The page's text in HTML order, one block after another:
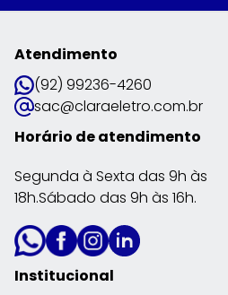
Atendimento
(92) 99236-4260
sac@claraeletro.com.br
Horário de atendimento
Segunda à Sexta das 9h às
18h.Sábado das 9h às 16h.
Institucional